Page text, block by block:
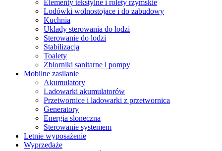
Elementy tekstylne i rolety rzymskie
Lodówki wolnostojace i do zabudowy
Kuchnia
Uklady sterowania do lodzi
Sterowanie do lodzi
Stabilizacja
Toalety
Zbiorniki sanitarne i pompy
Mobilne zasilanie
Akumulatory
Ladowarki akumulatorów
Przetwornice i ladowarki z przetwornica
Generatory
Energia sloneczna
Sterowanie systemem
Letnie wyposażenie
Wyprzedaże